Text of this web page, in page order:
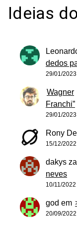
Ideias
dedos
29/01/2023
Wagner
Franchi”
29/01/2023
Rony
15/12/2022
dakys
neves
10/11/2022
god em
20/09/2022